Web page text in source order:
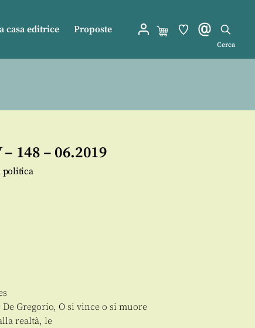
casa editrice Proposte
Cerca
148 – 06.2019
politica
Gregorio, O si vince o si muore
realtà, le